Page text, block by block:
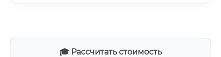
🎓 Рассчитать стоимость